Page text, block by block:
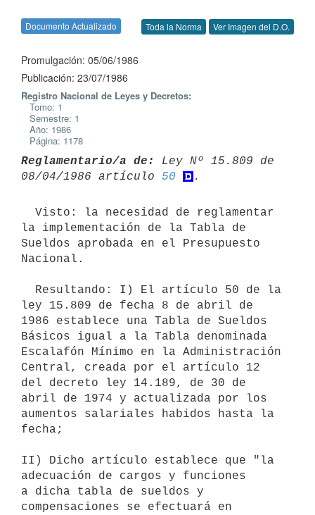
Documento Actualizado Toda la Norma Ver Imagen del D.O.
Promulgación: 05/06/1986
Publicación: 23/07/1986
Registro Nacional de Leyes y Decretos:
Tomo: 1
Semestre: 1
Año: 1986
Página: 1178
Reglamentario/a de:
Ley Nº 15.809 de
08/04/1986 artículo 50
la implementación de la Tabla de
Sueldos aprobada en el Presupuesto
Nacional.
ley 15.809 de fecha 8 de abril de
1986 establece una Tabla de Sueldos
Básicos igual a la Tabla denominada
Escalafón Mínimo en la Administración
Central, creada por el artículo 12
del decreto ley 14.189, de 30 de
abril de 1974 y actualizada por los
aumentos salariales habidos hasta la
fecha;
II) Dicho artículo establece que "la
adecuación de cargos y funciones
a dicha tabla de sueldos y
compensaciones se efectuará en